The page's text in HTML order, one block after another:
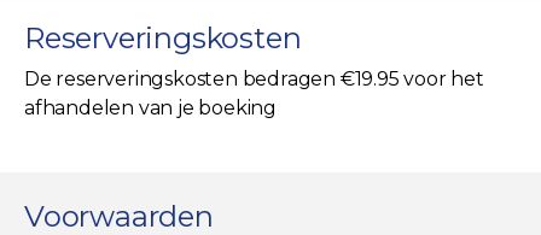
Reserveringskosten
De reserveringskosten bedragen €19.95 voor het
afhandelen van je boeking
Voorwaarden